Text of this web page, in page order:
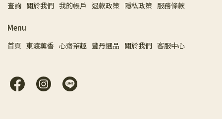
查詢 關於我們 我的帳戶 退款政策 隱私政策 服務條款
Menu
首頁 東渡薰香 心齋茶趣 豐丹選品 關於我們 客服中心